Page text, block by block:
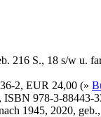
216 S., 18 s/w u.
2, EUR 24,00 (»
ISBN 978-3-88443-
1945, 2020,